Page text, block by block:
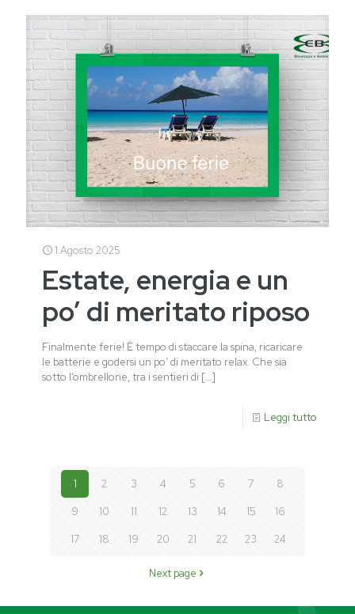
1 Agosto 2025
Estate, energia e un
po’ di meritato riposo
Finalmente ferie! È tempo di staccare la spina, ricaricare
le batterie e godersi un po’ di meritato relax. Che sia
sotto l’ombrellone, tra i sentieri di […]
Leggi tutto
1 2 3 4 5 6 7 8
9 10 11 12 13 14 15 16
17 18 19 20 21 22 23 24
Next page